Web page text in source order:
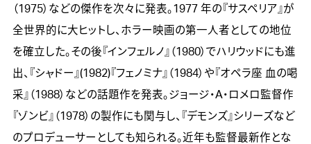
（1975）などの傑作を次々に発表。1977 年の『サスペリア』が
全世界的に大ヒットし、ホラー映画の第一人者としての地位
を確立した。その後『インフェルノ』（1980）でハリウッドにも進
出、『シャドー』(1982)『フェノミナ』（1984）や『オペラ座 血の喝
采』（1988）などの話題作を発表。ジョージ・A・ロメロ監督作
『ゾンビ』（1978）の製作にも関与し、『デモンズ』シリーズなど
のプロデューサーとしても知られる。近年も監督最新作とな